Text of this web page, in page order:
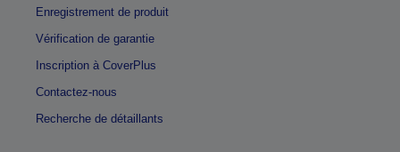
Enregistrement de produit
Vérification de garantie
Inscription à CoverPlus
Contactez-nous
Recherche de détaillants